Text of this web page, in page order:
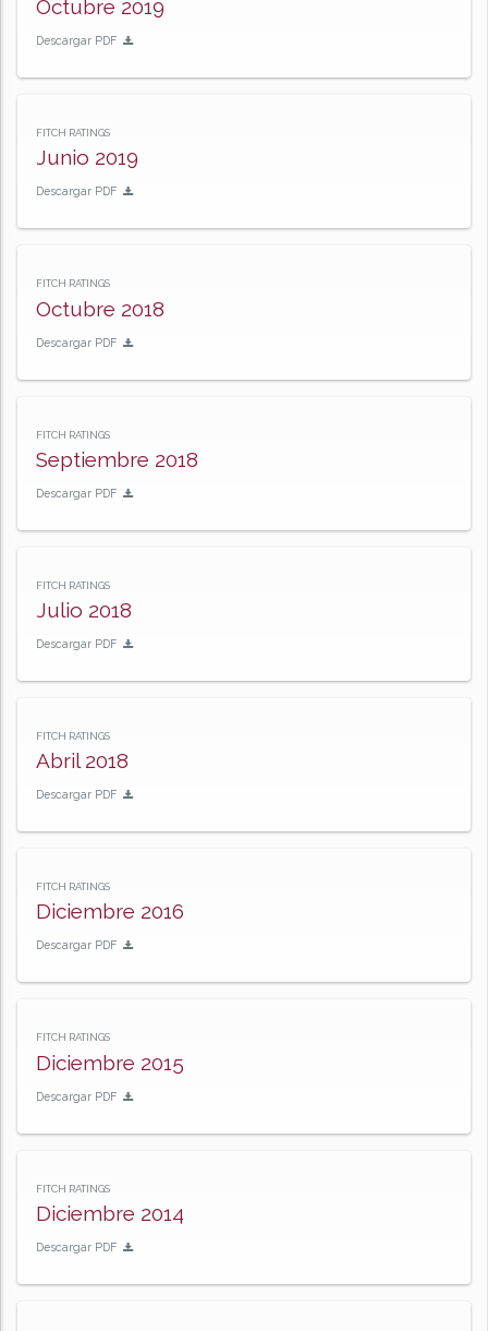
Octubre 2019
Descargar PDF
FITCH RATINGS
Junio 2019
Descargar PDF
FITCH RATINGS
Octubre 2018
Descargar PDF
FITCH RATINGS
Septiembre 2018
Descargar PDF
FITCH RATINGS
Julio 2018
Descargar PDF
FITCH RATINGS
Abril 2018
Descargar PDF
FITCH RATINGS
Diciembre 2016
Descargar PDF
FITCH RATINGS
Diciembre 2015
Descargar PDF
FITCH RATINGS
Diciembre 2014
Descargar PDF